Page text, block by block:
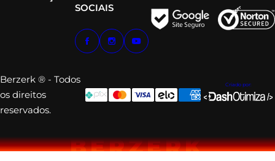
SOCIAIS
Berzerk ® - Todos
os direitos
reservados.
Criado por:
BERZERK